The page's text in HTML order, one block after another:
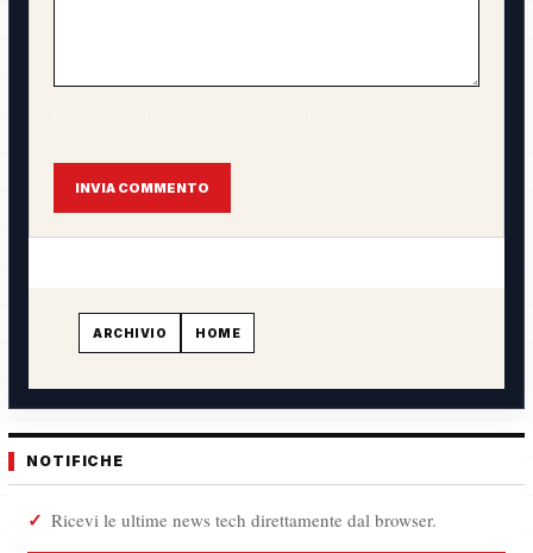
INVIA COMMENTO
ARCHIVIO HOME
NOTIFICHE
Ricevi le ultime news tech direttamente dal browser.